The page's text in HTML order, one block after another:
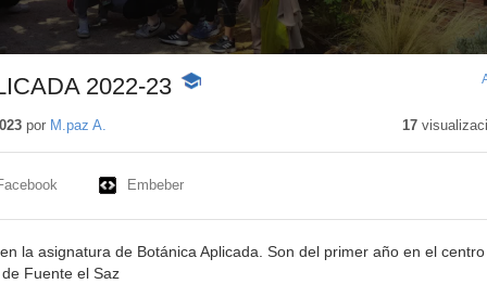
2022-23 -
por M.paz A. 17
Embeber
la asignatura de Botánica Aplicada. Son del primer año en el centro
Fuente el Saz